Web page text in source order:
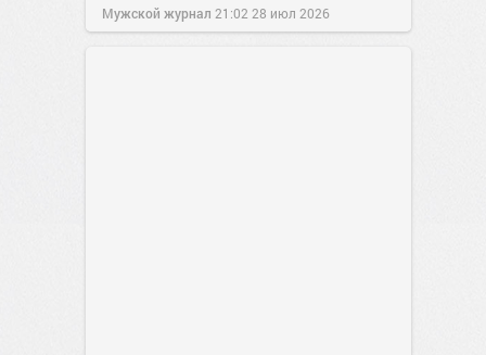
Мужской журнал 21:02 28 июл 2026